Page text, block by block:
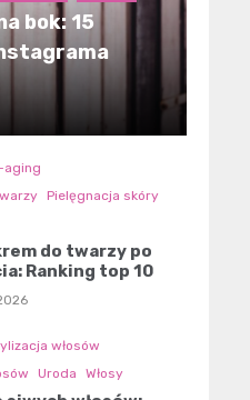
bok: 15
aging
Pielęgnacja skóry
do twarzy po
Ranking top 10
włosów
Uroda Włosy